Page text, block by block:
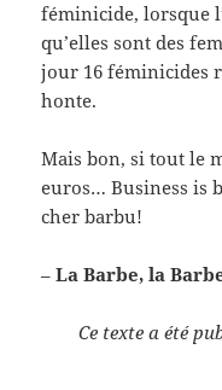
féminicide, lorsque
qu’elles sont des
jour 16 féminicides
honte.
Mais bon, si tout le
euros… Business is
cher barbu!
– La Barbe, la
Ce texte a été